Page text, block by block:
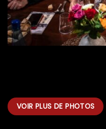
VOIR PLUS DE PHOTOS